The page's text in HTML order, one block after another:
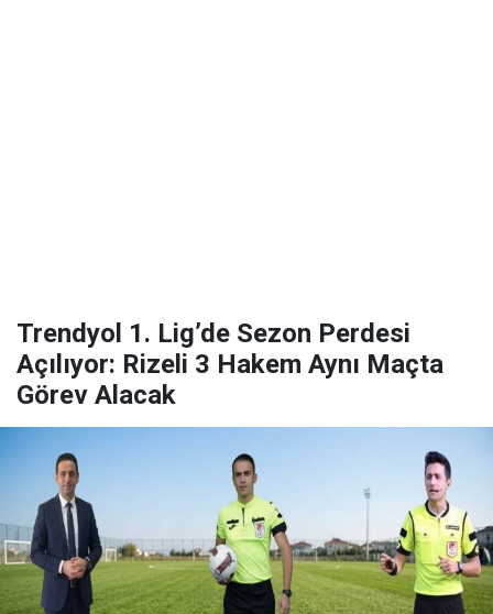
Trendyol 1. Lig’de Sezon Perdesi
Açılıyor: Rizeli 3 Hakem Aynı Maçta
Görev Alacak